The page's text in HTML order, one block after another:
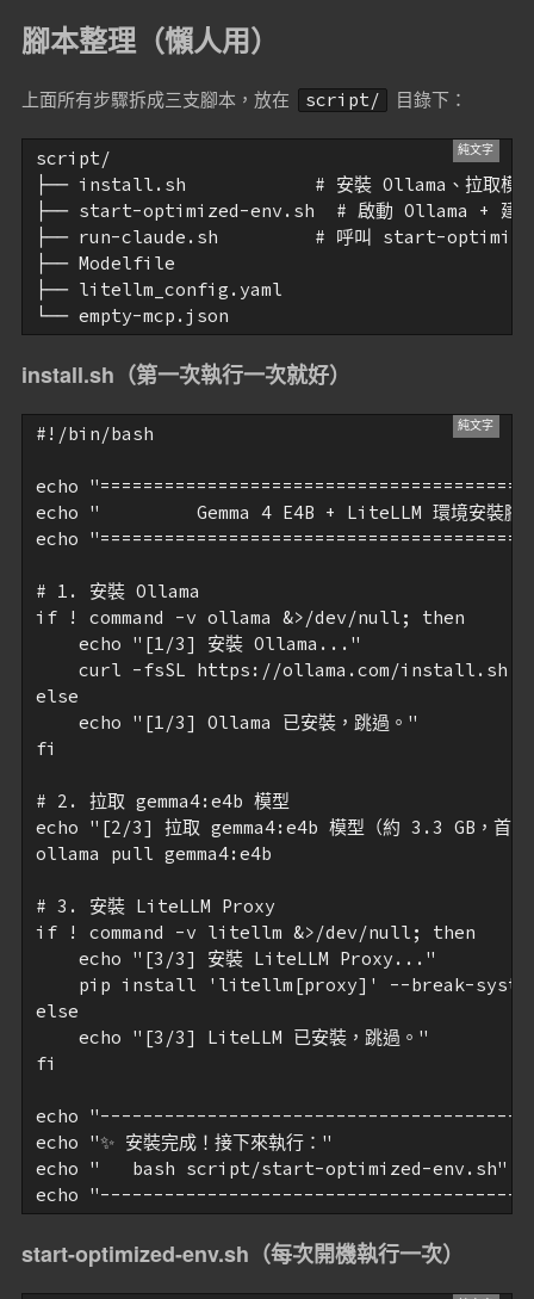
腳本整理（懶人用）
上面所有步驟拆成三支腳本，放在 script/ 目錄下：
script/
├── install.sh            # 安裝 Ollama、拉取模型
├── start-optimized-env.sh  # 啟動 Ollama + 建立
├── run-claude.sh         # 呼叫 start-optimized-
├── Modelfile
├── litellm_config.yaml
install.sh（第一次執行一次就好）
#!/bin/bash
echo
echo "         Gemma 4 E4B + LiteLLM 環境安裝腳
echo
# 1. 安裝 Ollama
if ! command -v ollama &>/dev/null; then
    echo "[1/3] 安裝 Ollama..."
curl -fsSL https://ollama.com/install.sh |
else
    echo "[1/3] Ollama 已安裝，跳過。"
fi
# 2. 拉取 gemma4:e4b 模型
echo "[2/3] 拉取 gemma4:e4b 模型（約 3.3 GB，首
ollama pull gemma4:e4b
# 3. 安裝 LiteLLM Proxy
if ! command -v litellm &>/dev/null; then
    echo "[3/3] 安裝 LiteLLM Proxy..."
pip install 'litellm[proxy]' --break-
else
    echo "[3/3] LiteLLM 已安裝，跳過。"
fi
echo
echo "✨ 安裝完成！接下來執行："
echo "   bash script/start-optimized-env.sh"
start-optimized-env.sh（每次開機執行一次）